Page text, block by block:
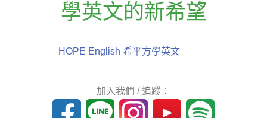
學英文的新希望
HOPE English 希平方學英文
加入我們 / 追蹤：